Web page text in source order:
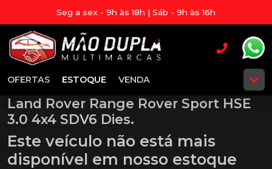
Seg a sex - 9h às 18h | Sáb - 9h às 16h
OFERTAS ESTOQUE VENDA
Land Rover Range Rover Sport HSE
3.0 4x4 SDV6 Dies.
Este veículo não está mais
disponível em nosso estoque